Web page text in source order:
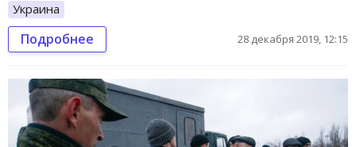
Украина
Подробнее 28 декабря 2019, 12:15